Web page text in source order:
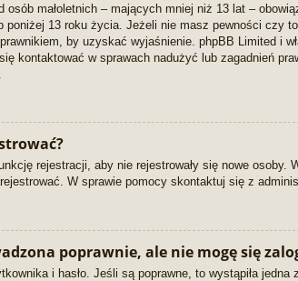
osób małoletnich – mających mniej niż 13 lat –
poniżej 13 roku życia. Jeżeli nie masz pewności czy
by uzyskać wyjaśnienie. phpBB Limited i
kontaktować w sprawach nadużyć lub zagadnień
rejestracji, aby nie rejestrowały się nowe osoby.
W sprawie pomocy skontaktuj się z
poprawnie, ale nie mogę się
i hasło. Jeśli są poprawne, to wystąpiła